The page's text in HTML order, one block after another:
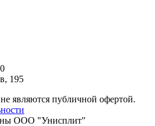
195
являются публичной офертой.
ООО "Унисплит"